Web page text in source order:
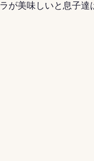
が美味しいと息子達